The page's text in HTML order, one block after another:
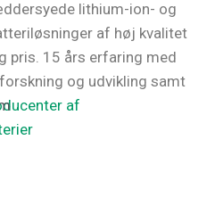
lithium-ion- og
af høj kvalitet
pris. 15 års erfaring med
og udvikling samt
af